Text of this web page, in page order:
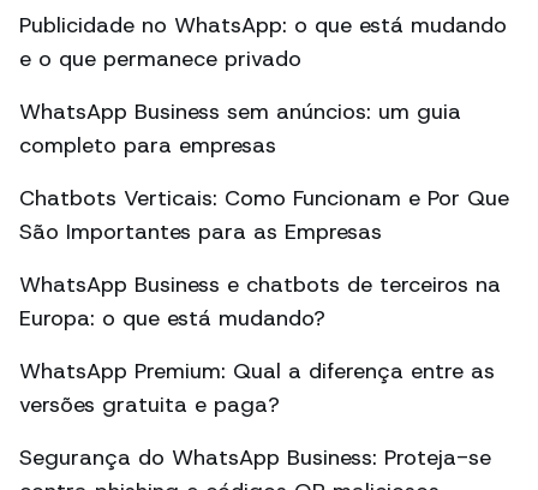
Publicidade no WhatsApp: o que está mudando
e o que permanece privado
WhatsApp Business sem anúncios: um guia
completo para empresas
Chatbots Verticais: Como Funcionam e Por Que
São Importantes para as Empresas
WhatsApp Business e chatbots de terceiros na
Europa: o que está mudando?
WhatsApp Premium: Qual a diferença entre as
versões gratuita e paga?
Segurança do WhatsApp Business: Proteja-se